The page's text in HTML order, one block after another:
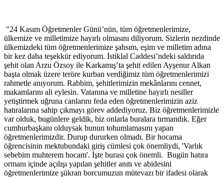
"24 Kasım Öğretmenler Günü’nün, tüm öğretmenlerimize,
ülkemize ve milletimize hayırlı olmasını diliyorum. Sizlerin nezdinde
ülkemizdeki tüm öğretmenlerimize şahsım, eşim ve milletim adına
bir kez daha teşekkür ediyorum. İstiklal Caddesi’ndeki saldırıda
şehit olan Arzu Özsoy ile Karkamış’ta şehit edilen Ayşenur Alkan
başta olmak üzere teröre kurban verdiğimiz tüm öğretmenlerimizi
rahmetle anıyorum. Rabbim, şehitlerimizin mekânlarını cennet,
makamlarını ali eylesin. Vatanına ve milletine hayırlı nesiller
yetiştirmek uğruna canlarını feda eden öğretmenlerimizin aziz
hatıralarına sahip çıkmayı görev addediyoruz. Biz öğretmenlerimizle
var olduk, bugünlere geldik, biz onlarla buralara tırmandık. Eğer
cumhurbaşkanı olduysak bunun tohumlamasını yapan
öğretmenlerimizdir. Durup dururken olmadı. Bir hocama
öğrencisinin mektubundaki giriş cümlesi çok önemliydi, 'Varlık
sebebim muhterem hocam'. İşte burası çok önemli. Bugün hatıra
ormanı içinde açılışı yapılan şehitler anıtı ve abidesini
öğretmenlerimize şükran borcumuzun mütevazı bir ifadesi olarak